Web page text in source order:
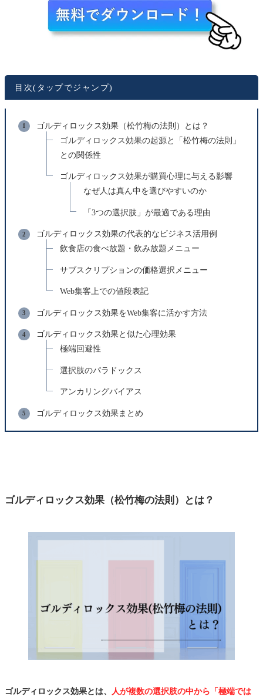
目次(タップでジャンプ)
ゴルディロックス効果（松竹梅の法則）とは？
ゴルディロックス効果の起源と「松竹梅の法則」
との関係性
ゴルディロックス効果が購買心理に与える影響
なぜ人は真ん中を選びやすいのか
「3つの選択肢」が最適である理由
ゴルディロックス効果の代表的なビジネス活用例
飲食店の食べ放題・飲み放題メニュー
サブスクリプションの価格選択メニュー
Web集客上での値段表記
ゴルディロックス効果をWeb集客に活かす方法
ゴルディロックス効果と似た心理効果
極端回避性
選択肢のパラドックス
アンカリングバイアス
ゴルディロックス効果まとめ
ゴルディロックス効果（松竹梅の法則）とは？
ゴルディロックス効果とは、
人が複数の選択肢の中から「極端では